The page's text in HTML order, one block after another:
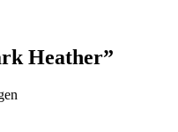
Heather”